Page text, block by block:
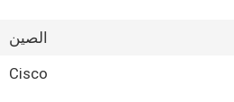
الصين
Cisco